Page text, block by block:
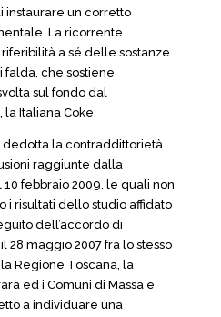
instaurare un corretto
La ricorrente
a sé delle sostanze
che sostiene
sul fondo dal
Italiana Coke.
dedotta la contraddittorietà
raggiunte dalla
febbraio 2009, le quali non
i risultati dello studio affidato
dell’accordo di
28 maggio 2007 fra lo stesso
Regione Toscana, la
ed i Comuni di Massa e
a individuare una